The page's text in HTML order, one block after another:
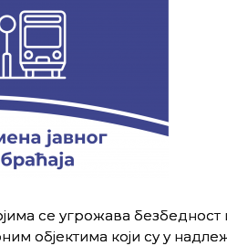
се угрожава безбедност
објектима који су у